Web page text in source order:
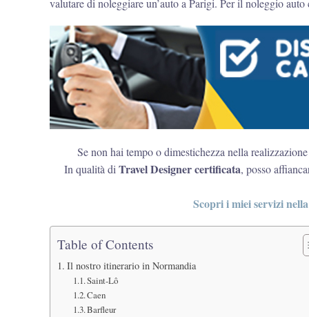
valutare di noleggiare un’auto a Parigi. Per il noleggio
Se non hai tempo o dimestichezza nella
In qualità di Travel Designer certificata, posso
Scopri i miei servizi
Table of Contents
Il nostro itinerario in Normandia
Saint-Lô
Caen
Barfleur